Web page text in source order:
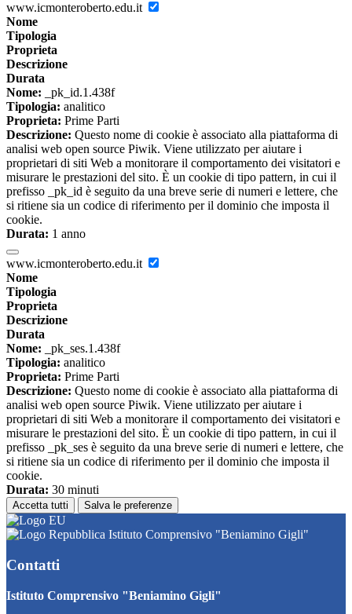
www.icmonteroberto.edu.it
Nome
Tipologia
Proprieta
Descrizione
Durata
Nome: _pk_id.1.438f
Tipologia: analitico
Proprieta: Prime Parti
Descrizione: Questo nome di cookie è associato alla piattaforma di
analisi web open source Piwik. Viene utilizzato per aiutare i
proprietari di siti Web a monitorare il comportamento dei visitatori e
misurare le prestazioni del sito. È un cookie di tipo pattern, in cui il
prefisso _pk_id è seguito da una breve serie di numeri e lettere, che
si ritiene sia un codice di riferimento per il dominio che imposta il
cookie.
Durata: 1 anno
www.icmonteroberto.edu.it
Nome
Tipologia
Proprieta
Descrizione
Durata
Nome: _pk_ses.1.438f
Tipologia: analitico
Proprieta: Prime Parti
Descrizione: Questo nome di cookie è associato alla piattaforma di
analisi web open source Piwik. Viene utilizzato per aiutare i
proprietari di siti Web a monitorare il comportamento dei visitatori e
misurare le prestazioni del sito. È un cookie di tipo pattern, in cui il
prefisso _pk_ses è seguito da una breve serie di numeri e lettere, che
si ritiene sia un codice di riferimento per il dominio che imposta il
cookie.
Durata: 30 minuti
Accetta tutti Salva le preferenze
Istituto Comprensivo "Beniamino Gigli"
Contatti
Istituto Comprensivo "Beniamino Gigli"